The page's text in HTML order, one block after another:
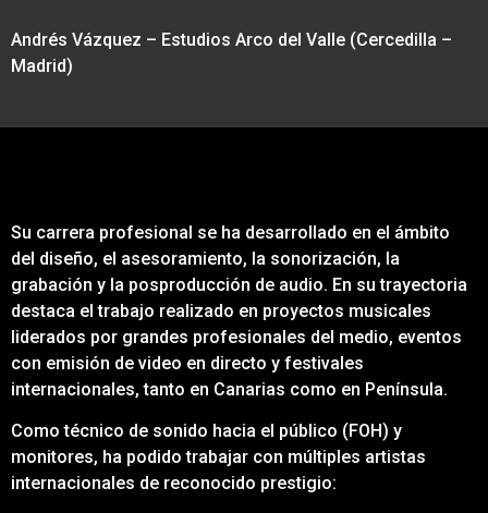
Andrés Vázquez – Estudios Arco del Valle (Cercedilla –
Madrid)
Su carrera profesional se ha desarrollado en el ámbito
del diseño, el asesoramiento, la sonorización, la
grabación y la posproducción de audio. En su trayectoria
destaca el trabajo realizado en proyectos musicales
liderados por grandes profesionales del medio, eventos
con emisión de video en directo y festivales
internacionales, tanto en Canarias como en Península.
Como técnico de sonido hacia el público (FOH) y
monitores, ha podido trabajar con múltiples artistas
internacionales de reconocido prestigio: